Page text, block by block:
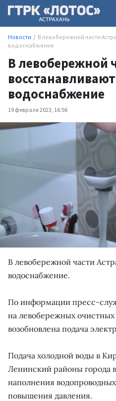
Новости
В левобережной части
водоснабжение
В левобережной
восстанавливают
водоснабжение
19 февраля 2023, 16:56
В левобережной части
водоснабжение.
По информации пресс-
на левобережных
возобновлена подача
Подача холодной воды в
Ленинский районы города
наполнения
повышения давления.